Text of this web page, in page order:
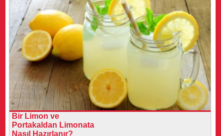
Bir Limon ve
Portakaldan Limonata
Nasıl Hazırlanır?